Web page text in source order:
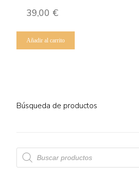
39,00 €
Añadir al carrito
Búsqueda de productos
Búsqueda
de
productos